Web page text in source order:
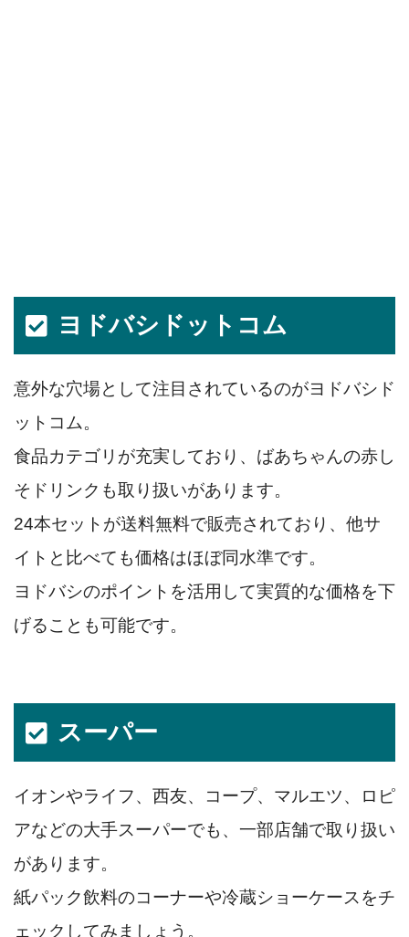
ヨドバシドットコム
意外な穴場として注目されているのがヨドバシド
ットコム。
食品カテゴリが充実しており、ばあちゃんの赤し
そドリンクも取り扱いがあります。
24本セットが送料無料で販売されており、他サ
イトと比べても価格はほぼ同水準です。
ヨドバシのポイントを活用して実質的な価格を下
げることも可能です。
スーパー
イオンやライフ、西友、コープ、マルエツ、ロピ
アなどの大手スーパーでも、一部店舗で取り扱い
があります。
紙パック飲料のコーナーや冷蔵ショーケースをチ
ェックしてみましょう。